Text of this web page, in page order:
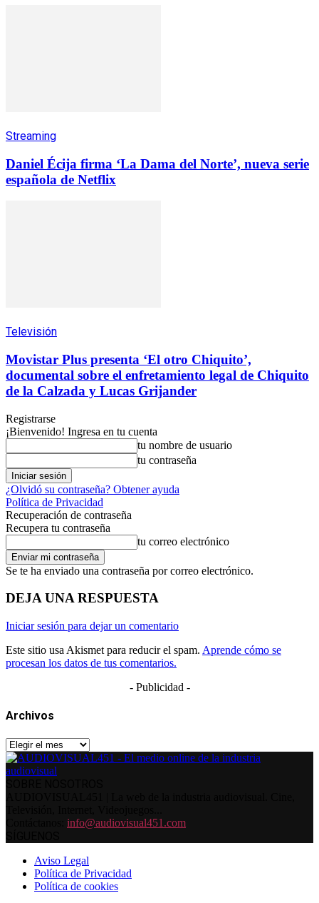
Streaming
Daniel Écija firma ‘La Dama del Norte’, nueva serie
española de Netflix
Televisión
Movistar Plus presenta ‘El otro Chiquito’,
documental sobre el enfretamiento legal de Chiquito
de la Calzada y Lucas Grijander
Registrarse
¡Bienvenido! Ingresa en tu cuenta
tu nombre de usuario
tu contraseña
¿Olvidó su contraseña? Obtener ayuda
Política de Privacidad
Recuperación de contraseña
Recupera tu contraseña
tu correo electrónico
Se te ha enviado una contraseña por correo electrónico.
DEJA UNA RESPUESTA
Iniciar sesión para dejar un comentario
Este sitio usa Akismet para reducir el spam. Aprende cómo se
procesan los datos de tus comentarios.
- Publicidad -
Archivos
Archivos
info@audiovisual451.com
Aviso Legal
Política de Privacidad
Política de cookies